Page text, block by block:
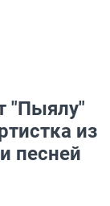
"Пыялу"
из
песней